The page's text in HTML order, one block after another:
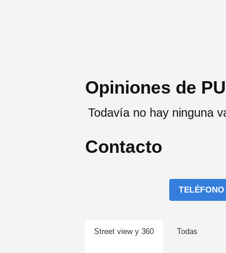
Opiniones de
Todavía no hay ninguna
Contacto
TELÉFONO
Street view y 360 Todas